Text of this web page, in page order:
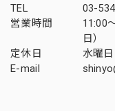
TEL
03-
営業時間
11:00
日）
定休日
水曜
E-mail